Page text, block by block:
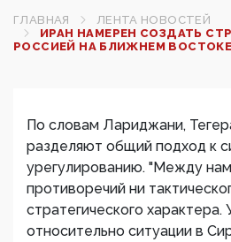
ГЛАВНАЯ
ЛЕНТА НОВОСТЕЙ
ИРАН НАМЕРЕН СОЗДАТЬ
РОССИЕЙ НА БЛИЖНЕМ ВОСТОКЕ‍
По словам Лариджани,
разделяют общий подход к
урегулированию. "Между
противоречий ни
стратегического
относительно ситуации в